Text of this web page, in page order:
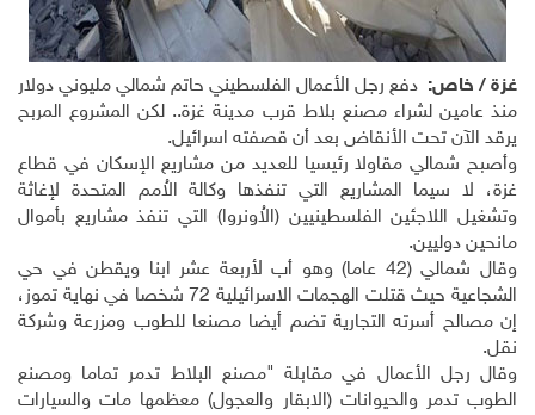
غزة / خاص: دفع رجل الأعمال الفلسطيني حاتم شمالي مليوني دولار
منذ عامين لشراء مصنع بلاط قرب مدينة غزة.. لكن المشروع المربح
يرقد الآن تحت الأنقاض بعد أن قصفته اسرائيل.
وأصبح شمالي مقاولا رئيسيا للعديد من مشاريع الإسكان في قطاع
غزة، لا سيما المشاريع التي تنفذها وكالة الاُمم المتحدة لإغاثة
وتشغيل اللاجئين الفلسطينيين (الاُونروا) التي تنفذ مشاريع بأموال
مانحين دوليين.
وقال شمالي (42 عاما) وهو أب لأربعة عشر ابنا ويقطن في حي
الشجاعية حيث قتلت الهجمات الاسرائيلية 72 شخصا في نهاية تموز،
إن مصالح أسرته التجارية تضم أيضا مصنعا للطوب ومزرعة وشركة
نقل.
وقال رجل الأعمال في مقابلة "مصنع البلاط تدمر تماما ومصنع
الطوب تدمر والحيوانات (الابقار والعجول) معظمها مات والسيارات